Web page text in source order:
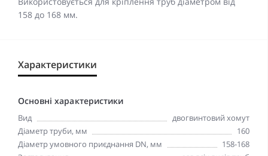
158 до 168 мм.
Характеристики
Основні характеристики
Вид
двогвинтовий хомут
Діаметр труби, мм
160
Діаметр умовного приєднання DN, мм
158-168